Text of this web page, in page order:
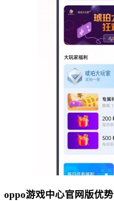
oppo游戏中心官网版优势